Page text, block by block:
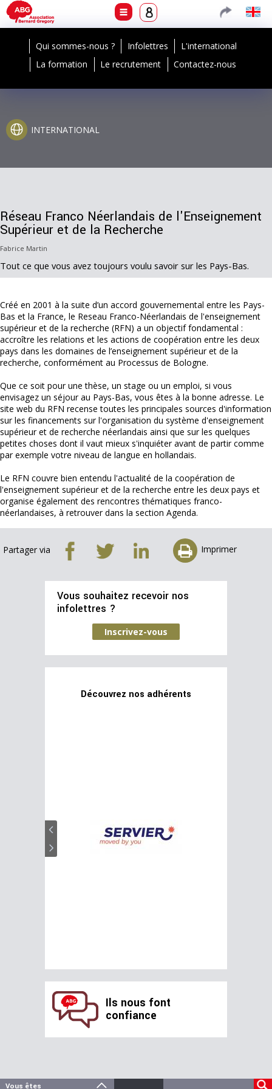
Qui sommes-nous ? Infolettres
L'international
La formation
Le recrutement Contactez-nous
INTERNATIONAL
Réseau Franco Néerlandais de l'Enseignement
Supérieur et de la Recherche
Fabrice Martin
Tout ce que vous avez toujours voulu savoir sur les Pays-Bas.
Créé en 2001 à la suite d’un accord gouvernemental entre les Pays-
Bas et la France, le Reseau Franco-Néerlandais de l'enseignement
supérieur et de la recherche (RFN) a un objectif fondamental :
accroître les relations et les actions de coopération entre les deux
pays dans les domaines de l’enseignement supérieur et de la
recherche, conformément au Processus de Bologne.
Que ce soit pour une thèse, un stage ou un emploi, si vous
envisagez un séjour au Pays-Bas, vous êtes à la bonne adresse. Le
site web du RFN recense toutes les principales sources d'information
sur les financements sur l'organisation du système d'enseignement
supérieur et de recherche néerlandais ainsi que sur les quelques
petites choses dont il vaut mieux s'inquiéter avant de partir comme
par exemple votre niveau de langue en hollandais.
Le RFN couvre bien entendu l'actualité de la coopération de
l'enseignement supérieur et de la recherche entre les deux pays et
organise également des rencontres thématiques franco-
néerlandaises, à retrouver dans la section Agenda.
Partager via Imprimer
Vous souhaitez recevoir nos
infolettres ?
Inscrivez-vous
Découvrez nos adhérents
Ils nous font
confiance